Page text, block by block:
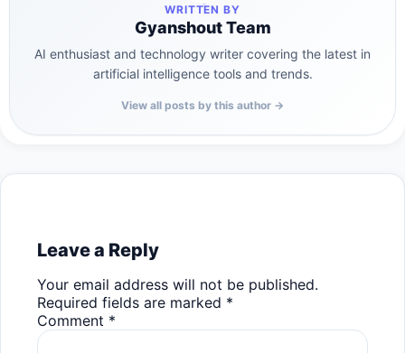
WRITTEN BY
Gyanshout Team
AI enthusiast and technology writer covering the latest in
artificial intelligence tools and trends.
View all posts by this author →
Leave a Reply
Your email address will not be published.
Required fields are marked *
Comment *